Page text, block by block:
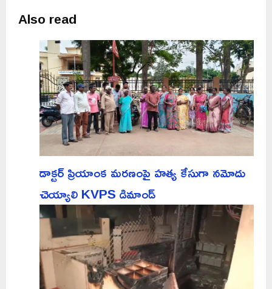
Also read
డాక్టర్ ప్రియాంక మరణంపై హత్య కేసుగా నమోదు
చెయ్యాలి KVPS డిమాండ్